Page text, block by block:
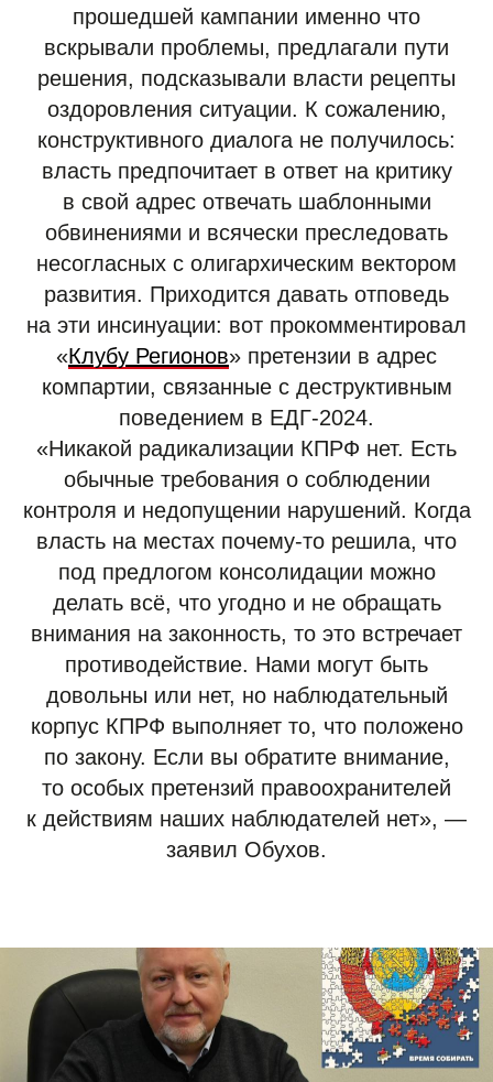
прошедшей кампании именно что
вскрывали проблемы, предлагали пути
решения, подсказывали власти рецепты
оздоровления ситуации. К сожалению,
конструктивного диалога не получилось:
власть предпочитает в ответ на критику
в свой адрес отвечать шаблонными
обвинениями и всячески преследовать
несогласных с олигархическим вектором
развития. Приходится давать отповедь
на эти инсинуации: вот прокомментировал
«Клубу Регионов» претензии в адрес
компартии, связанные с деструктивным
поведением в ЕДГ-2024.
«Никакой радикализации КПРФ нет. Есть
обычные требования о соблюдении
контроля и недопущении нарушений. Когда
власть на местах почему-то решила, что
под предлогом консолидации можно
делать всё, что угодно и не обращать
внимания на законность, то это встречает
противодействие. Нами могут быть
довольны или нет, но наблюдательный
корпус КПРФ выполняет то, что положено
по закону. Если вы обратите внимание,
то особых претензий правоохранителей
к действиям наших наблюдателей нет», —
заявил Обухов.